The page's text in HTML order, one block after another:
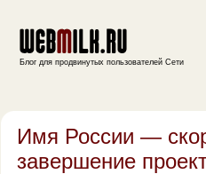
Блог для продвинутых пользователей Сети
Имя России —
завершение